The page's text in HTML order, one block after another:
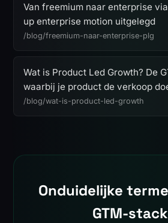
Van freemium naar enterprise
up enterprise motion uitgelegd
/blog/freemium-naar-enterprise-plg
Wat is Product Led Growth? De
waarbij je product de verkoop
/blog/wat-is-product-led-growth
Onduidelijke
GTM-